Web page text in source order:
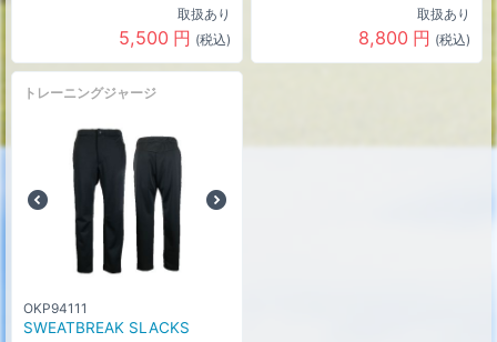
取扱あり
5,500 円 (税込)
取扱あり
8,800 円 (税込)
トレーニングジャージ
OKP94111
SWEATBREAK SLACKS